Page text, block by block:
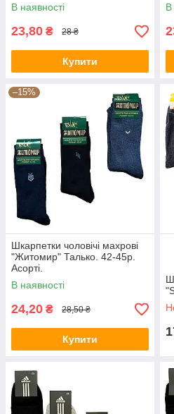
В наявності
23,80 ₴ 28 ₴
Купити
В
–15%
Шкарпетки чоловічі махрові
"Житомир" Талько. 42-45р.
Асорті.
В наявності
24,20 ₴ 28,50 ₴
Купити